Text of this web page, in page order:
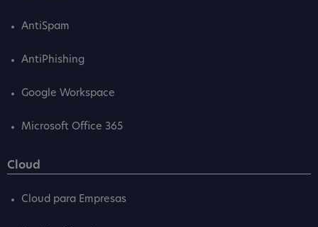
AntiSpam
AntiPhishing
Google Workspace
Microsoft Office 365
Cloud
Cloud para Empresas